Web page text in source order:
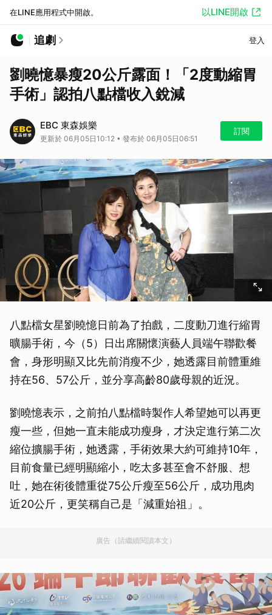
在LINE應用程式中開啟。 以LINE開啟
追劇 登入
劉曉憶暴瘦20公斤露面！「2度動縮胃
手術」認拍八點檔收入銳減
EBC 東森娛樂
更新於 06月05日10:12 • 發布於 06月05日06:51
訂閱
八點檔女星劉曉憶日前為了拍戲，二度動刀進行縮胃
曠腸手術，今（5）日出席關懷演藝人員端午聯歡餐
會，身形明顯又比先前消瘦不少，她透露目前體重維
持在56、57公斤，並分享高齡80歲母親的近況。
劉曉憶表示，之前拍八點檔時製作人希望她可以再更
瘦一些，但她一直未能成功瘦身，才決定進行第二次
縮位擴腸手術，她透露，手術效果大約可維持10年，
目前食量已經明顯縮小，吃太多甚至會不舒服、想
吐，她在術後體重從75公斤瘦至56公斤，成功甩肉
近20公斤，更笑稱自己是「減重始祖」。
廣告（請繼續閱讀本文）